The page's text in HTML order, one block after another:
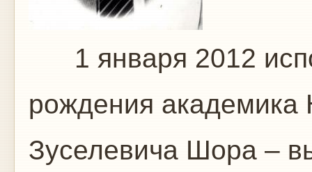
1 января 2012
рождения
Зуселевича Шора –